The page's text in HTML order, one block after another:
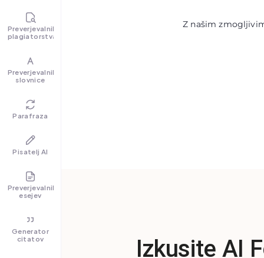
Preverjevalnik
plagiatorstva
Preverjevalnik
slovnice
Parafraza
Pisatelj AI
Preverjevalnik
esejev
Generator
citatov
Z našim
Izkusite AI